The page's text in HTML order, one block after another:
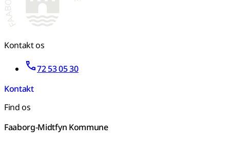
Kontakt os
72 53 05 30
Kontakt
Find os
Faaborg-Midtfyn Kommune